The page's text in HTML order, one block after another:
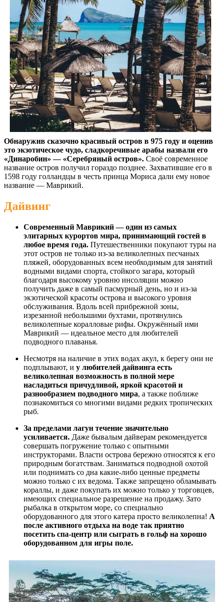
Обнаружив сказочно красивый остров в 975 году и оценив
это экзотическое чудо, сладкоречивые арабы назвали его
«Динаробин» — «Серебряный остров». Своё современное
название остров получил гораздо позднее. Захватившие его в
1598 году голландцы в честь принца Мориса дали ему новое
название — Маврикий.
Дайвинг
Современный Маврикий — один из самых
элитарных курортов мира, принимающий гостей в
любое время года. Путешественники покупают туры на
этот остров не только из-за великолепных песчаных
пляжей, оборудованных всем необходимым для занятий
водными видами спорта, стойкого загара, который
благодаря высокому уровню инсоляции можно
получить даже в самый пасмурный день, но и из-за
экзотической красоты острова и высокого уровня
обслуживания. Вдоль всей прибрежной зоны,
изрезанной небольшими бухтами, протянулись
великолепные коралловые рифы. Окружённый ими
Маврикий — идеальное место для любителей
подводного плаванья.
Несмотря на наличие в этих водах акул, к берегу они не
подплывают, и у любителей дайвинга есть
великолепная возможность в полной мере
насладиться причудливой, яркой красотой и
разнообразием подводного мира, а также поближе
познакомиться со многими видами редких тропических
рыб.
За пределами лагун течение значительно
усиливается. Даже бывалым дайверам рекомендуется
совершать погружение только с опытными
инструкторами. Власти острова бережно относятся к его
природным богатствам. Заниматься подводной охотой
или поднимать со дна какие-либо ценные предметы
можно только с их ведома. Также запрещено обламывать
кораллы, и даже покупать их можно только у торговцев,
имеющих специальное разрешение на продажу. Зато
рыбалка в открытом море, со специально
оборудованного для этого катера просто великолепна! А
после активного отдыха на воде так приятно
посетить спа-центр или сыграть в гольф на хорошо
оборудованном для игры поле.